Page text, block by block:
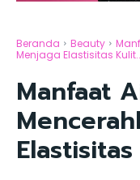
Beranda Beauty
Menjaga Elastisitas
Manfaat